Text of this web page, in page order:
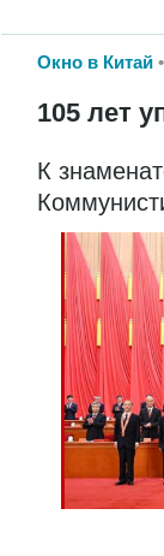
Окно в Китай
105 лет
К